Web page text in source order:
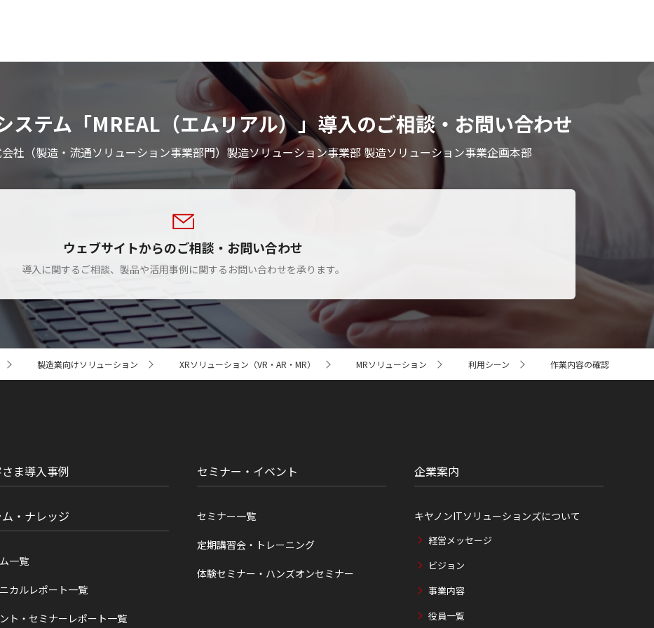
テム「MREAL（エムリアル）」導入のご相談・お問い合わせ
社（製造・流通ソリューション事業部門）製造ソリューション事業部 製造ソリューション事業企画本部
ウェブサイトからのご相談・お問い合わせ
導入に関するご相談、製品や活用事例に関するお問い合わせを承ります。
製造業向けソリューション XRソリューション（VR・AR・MR） MRソリューション 利用シーン 作業内容の確認
ま導入事例
・ナレッジ
一覧
カルレポート一覧
ト・セミナーレポート一覧
セミナー・イベント
セミナー一覧
定期講習会・トレーニング
体験セミナー・ハンズオンセミナー
企業案内
キヤノンITソリューションズについて
経営メッセージ
ビジョン
事業内容
役員一覧